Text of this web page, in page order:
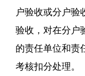
户验收或分户验
验收，对在分户
的责任单位和责
考核扣分处理。